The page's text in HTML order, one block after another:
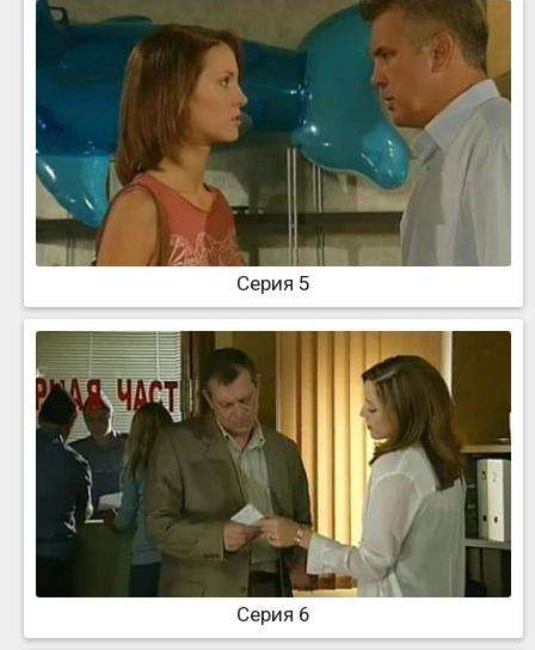
Серия 5
Серия 6